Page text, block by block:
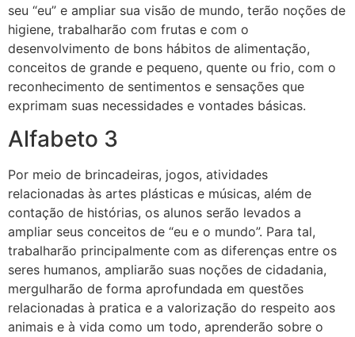
seu “eu” e ampliar sua visão de mundo, terão noções de
higiene, trabalharão com frutas e com o
desenvolvimento de bons hábitos de alimentação,
conceitos de grande e pequeno, quente ou frio, com o
reconhecimento de sentimentos e sensações que
exprimam suas necessidades e vontades básicas.
Alfabeto 3
Por meio de brincadeiras, jogos, atividades
relacionadas às artes plásticas e músicas, além de
contação de histórias, os alunos serão levados a
ampliar seus conceitos de “eu e o mundo”. Para tal,
trabalharão principalmente com as diferenças entre os
seres humanos, ampliarão suas noções de cidadania,
mergulharão de forma aprofundada em questões
relacionadas à pratica e a valorização do respeito aos
animais e à vida como um todo, aprenderão sobre o